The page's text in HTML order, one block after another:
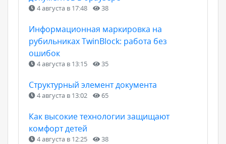
4 августа в 17:48 38
Информационная маркировка на
рубильниках TwinBlock: работа без
ошибок
4 августа в 13:15 35
Структурный элемент документа
4 августа в 13:02 65
Как высокие технологии защищают
комфорт детей
4 августа в 12:25 38